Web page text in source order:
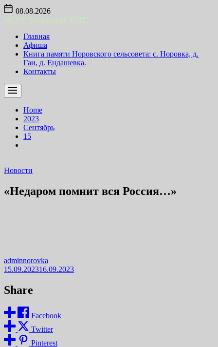
Skip
content
08.08.2026
Главная
Афиша
Книга памяти Норовского сельсовета: с. Норовка, д.
Гаи, д. Ендашевка.
Контакты
Home
2023
Сентябрь
15
Новости
«Недаром помнит вся Россия…»
adminnorovka
15.09.202316.09.2023
Share
Facebook
Twitter
Pinterest